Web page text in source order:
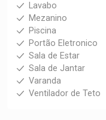
Lavabo
Mezanino
Piscina
Portão Eletronico
Sala de Estar
Sala de Jantar
Varanda
Ventilador de Teto